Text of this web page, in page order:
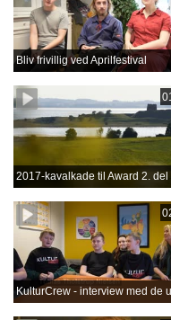
Bliv frivillig ved Aprilfestival
2017-kavalkade til Award 2. del
KulturCrew - interview med de